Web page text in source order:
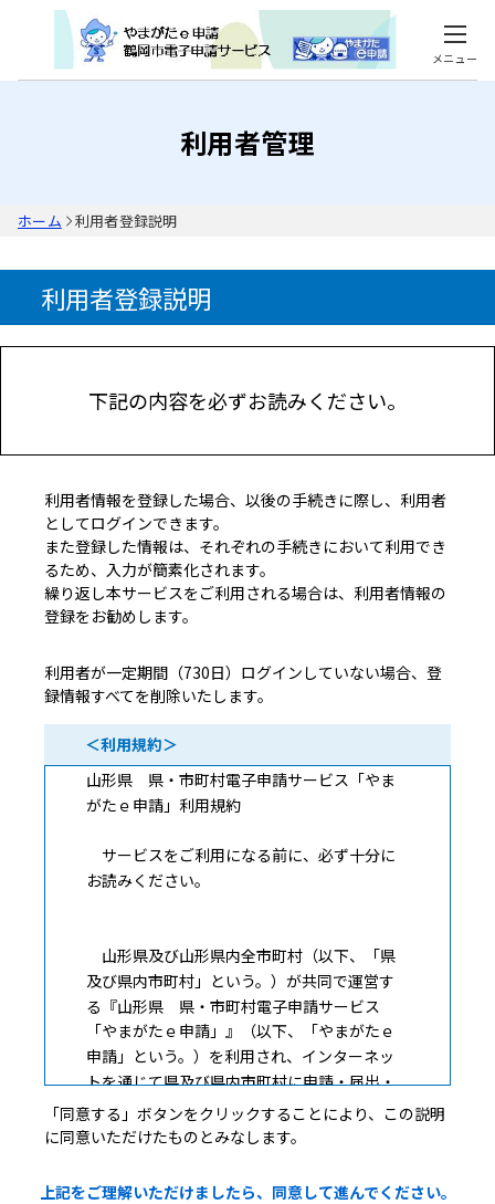
メニュー
利用者管理
ホーム 利用者登録説明
利用者登録説明
下記の内容を必ずお読みください。
利用者情報を登録した場合、以後の手続きに際し、利用者
としてログインできます。
また登録した情報は、それぞれの手続きにおいて利用でき
るため、入力が簡素化されます。
繰り返し本サービスをご利用される場合は、利用者情報の
登録をお勧めします。
利用者が一定期間（730日）ログインしていない場合、登
録情報すべてを削除いたします。
＜利用規約＞
山形県 県・市町村電子申請サービス「やま
がたｅ申請」利用規約
サービスをご利用になる前に、必ず十分に
お読みください。
山形県及び山形県内全市町村（以下、「県
及び県内市町村」という。）が共同で運営す
る『山形県 県・市町村電子申請サービス
「やまがたｅ申請」』（以下、「やまがたｅ
申請」という。）を利用され、インターネッ
トを通じて県及び県内市町村に申請・届出・
施設予約等を行っていただくには、『「山形
県 県・市町村電子申請サービス「やまがた
う。）に同意いただくことが必要です。
「同意する」ボタンをクリックすることにより、この説明
に同意いただけたものとみなします。
上記をご理解いただけましたら、同意して進んでください。